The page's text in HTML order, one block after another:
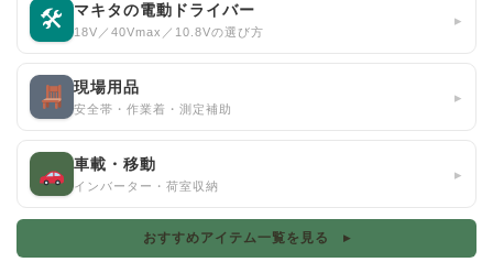
🛠 マキタの電動ドライバー
18V／40Vmax／10.8Vの選び方
▸
現場用品
安全帯・作業着・測定補助
▸
車載・移動
インバーター・荷室収納
▸
おすすめアイテム一覧を見る ▸